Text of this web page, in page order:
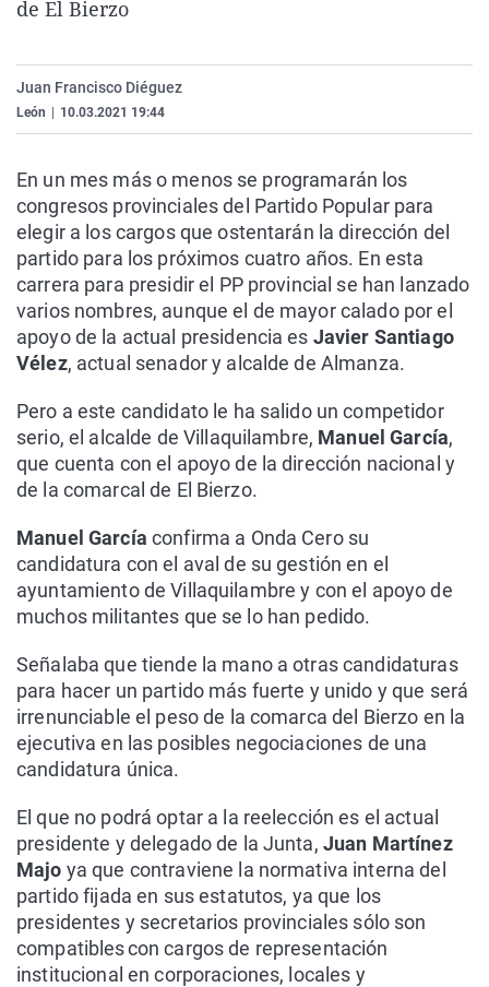
Operación Viuda
Navarra
País Vasco
de El Bierzo
Juan Francisco Diéguez
León 10.03.2021 19:44
En un mes más o menos se programarán los
congresos provinciales del Partido Popular para
elegir a los cargos que ostentarán la dirección del
partido para los próximos cuatro años. En esta
carrera para presidir el PP provincial se han lanzado
varios nombres, aunque el de mayor calado por el
apoyo de la actual presidencia es Javier Santiago
Vélez, actual senador y alcalde de Almanza.
Pero a este candidato le ha salido un competidor
serio, el alcalde de Villaquilambre, Manuel García,
que cuenta con el apoyo de la dirección nacional y
de la comarcal de El Bierzo.
Manuel García confirma a Onda Cero su
candidatura con el aval de su gestión en el
ayuntamiento de Villaquilambre y con el apoyo de
muchos militantes que se lo han pedido.
Señalaba que tiende la mano a otras candidaturas
para hacer un partido más fuerte y unido y que será
irrenunciable el peso de la comarca del Bierzo en la
ejecutiva en las posibles negociaciones de una
candidatura única.
El que no podrá optar a la reelección es el actual
presidente y delegado de la Junta, Juan Martínez
Majo ya que contraviene la normativa interna del
partido fijada en sus estatutos, ya que los
presidentes y secretarios provinciales sólo son
compatibles con cargos de representación
institucional en corporaciones, locales y